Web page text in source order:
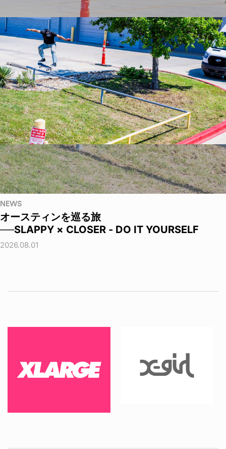
NEWS
オースティンを巡る旅
──SLAPPY × CLOSER - DO IT YOURSELF
2026.08.01